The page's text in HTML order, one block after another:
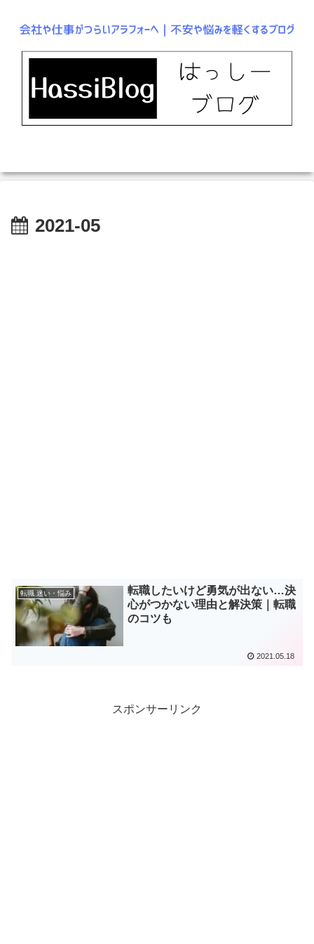
2021-05
転職 迷い・悩み
転職したいけど勇気が出ない…決
心がつかない理由と解決策｜転職
のコツも
2021.05.18
スポンサーリンク